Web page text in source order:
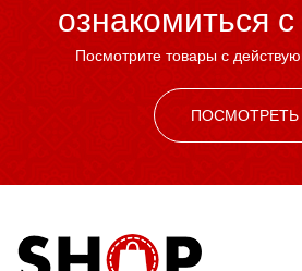
ознакомиться
Посмотрите товары с
ПОСМОТРЕТЬ